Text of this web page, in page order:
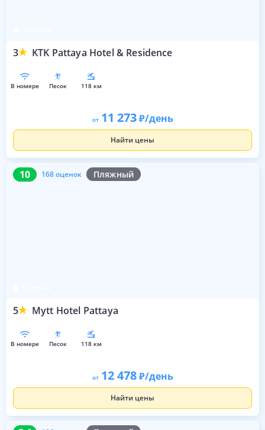
3 KTK Pattaya Hotel & Residence
в номере песок 118 км
от 11 273 /день
Найти цены
10 168 оценок Пляжный
5 Mytt Hotel Pattaya
10 168 оценок
в номере песок 118 км
от 12 478 /день
Найти цены
8.1 106 оценок